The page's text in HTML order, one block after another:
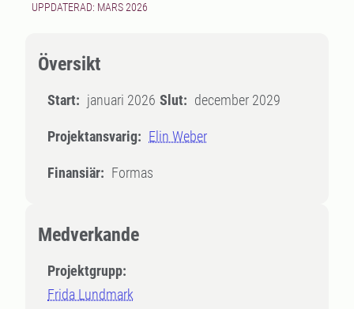
UPPDATERAD: MARS 2026
Översikt
Start: januari 2026 Slut: december 2029
Projektansvarig: Elin Weber
Finansiär: Formas
Medverkande
Projektgrupp:
Frida Lundmark